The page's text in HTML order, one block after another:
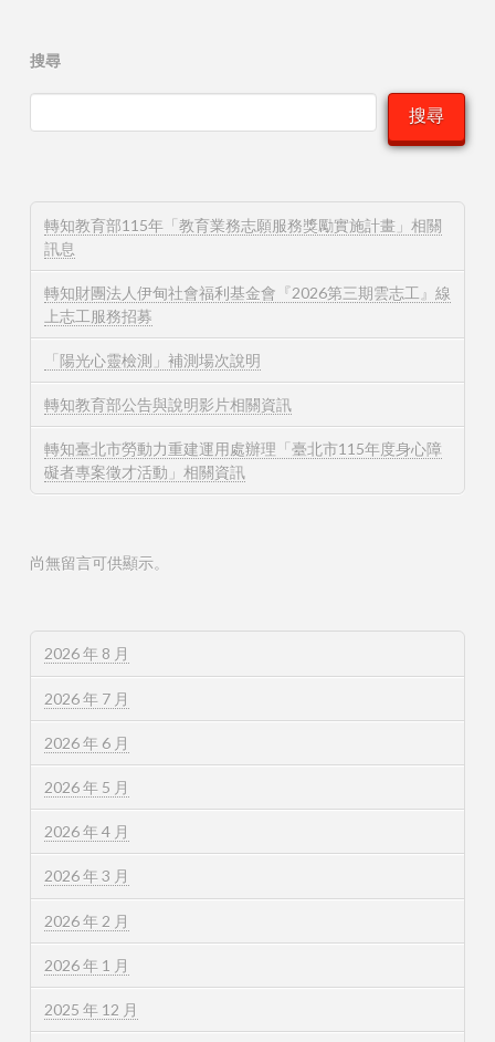
搜尋
搜尋
轉知教育部115年「教育業務志願服務獎勵實施計畫」相關
訊息
轉知財團法人伊甸社會福利基金會『2026第三期雲志工』線
上志工服務招募
「陽光心靈檢測」補測場次說明
轉知教育部公告與說明影片相關資訊
轉知臺北市勞動力重建運用處辦理「臺北市115年度身心障
礙者專案徵才活動」相關資訊
尚無留言可供顯示。
2026 年 8 月
2026 年 7 月
2026 年 6 月
2026 年 5 月
2026 年 4 月
2026 年 3 月
2026 年 2 月
2026 年 1 月
2025 年 12 月